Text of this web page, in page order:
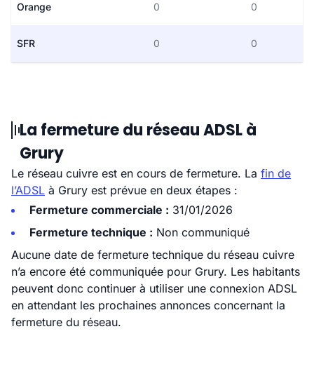
Orange 0 0
SFR 0 0
La fermeture du réseau ADSL à
Grury
Le réseau cuivre est en cours de fermeture. La fin de
l’ADSL à Grury est prévue en deux étapes :
Fermeture commerciale : 31/01/2026
Fermeture technique : Non communiqué
Aucune date de fermeture technique du réseau cuivre
n’a encore été communiquée pour Grury. Les habitants
peuvent donc continuer à utiliser une connexion ADSL
en attendant les prochaines annonces concernant la
fermeture du réseau.